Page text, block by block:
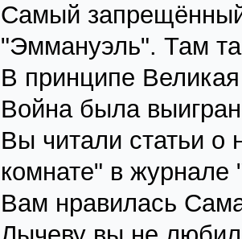
Самый
"Эммануэль". Там
В принципе
Война была
Вы читали статьи
комнате" в
Вам нравилась